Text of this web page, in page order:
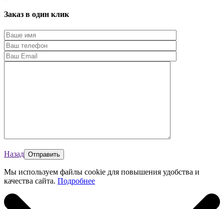
Заказ в один клик
Назад
Мы используем файлы cookie для повышения удобства и
качества сайта. Подробнее